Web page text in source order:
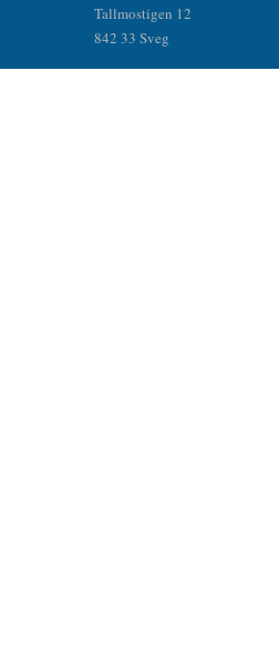
Tallmostigen 12
842 33 Sveg